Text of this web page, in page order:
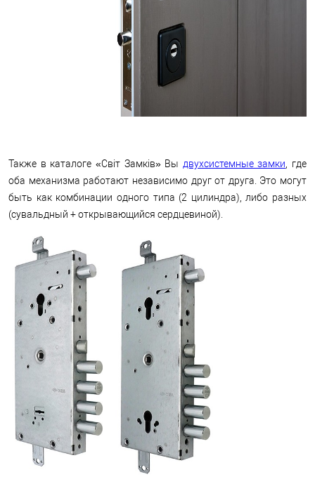
Также в каталоге «Світ Замків» Вы двухсистемные замки , где
оба механизма работают независимо друг от друга. Это могут
быть как комбинации одного типа (2 цилиндра), либо разных
(сувальдный + открывающийся сердцевиной).